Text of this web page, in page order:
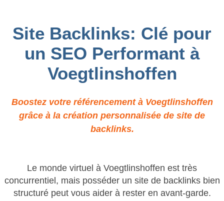
Site Backlinks: Clé pour
un SEO Performant à
Voegtlinshoffen
Boostez votre référencement à Voegtlinshoffen
grâce à la création personnalisée de site de
backlinks.
Le monde virtuel à Voegtlinshoffen est très
concurrentiel, mais posséder un site de backlinks bien
structuré peut vous aider à rester en avant-garde.